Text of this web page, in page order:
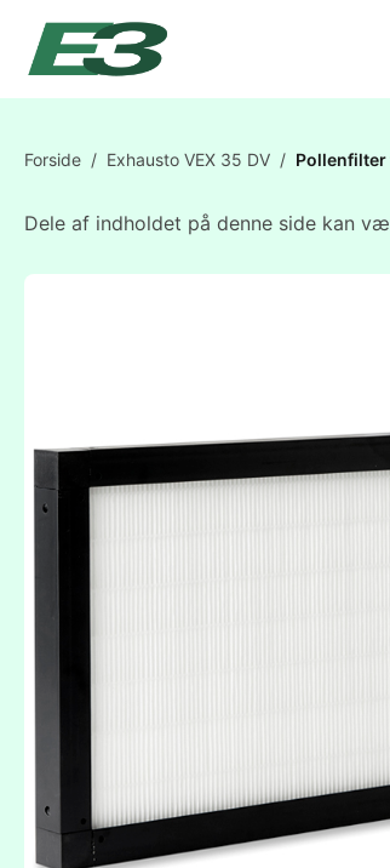
Forside / Exhausto VEX 35 DV / Pollenfilter
Dele af indholdet på denne side kan